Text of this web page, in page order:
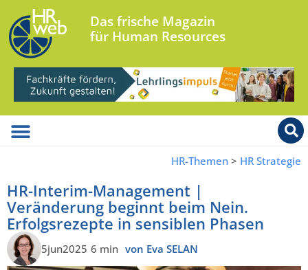
Das frische Magazin
für Human Resources
HR-Themen > HR Strategie
HR-Interim-Management |
Veränderung beginnt beim Nein.
Erfolgsrezepte in sensiblen Phasen
5jun2025 6 min von Eva SELAN